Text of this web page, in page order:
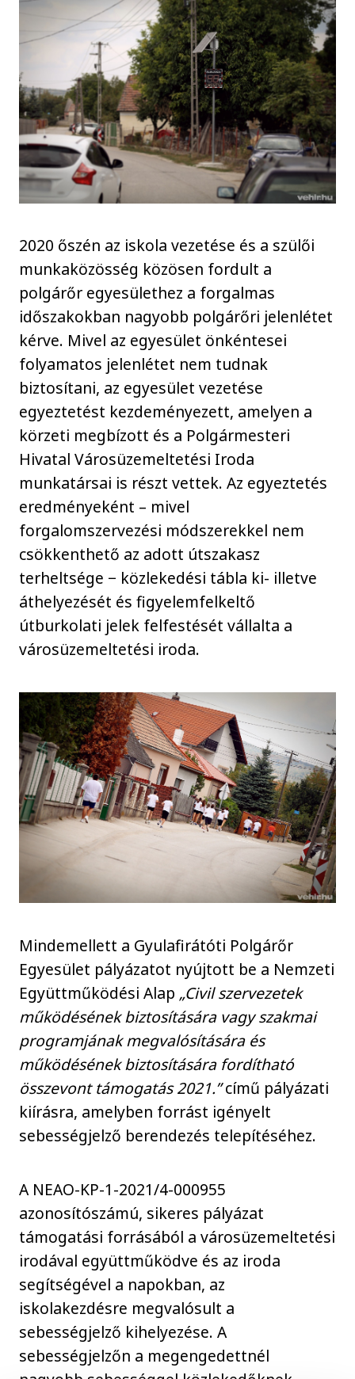
2020 őszén az iskola vezetése és a szülői
munkaközösség közösen fordult a
polgárőr egyesülethez a forgalmas
időszakokban nagyobb polgárőri jelenlétet
kérve. Mivel az egyesület önkéntesei
folyamatos jelenlétet nem tudnak
biztosítani, az egyesület vezetése
egyeztetést kezdeményezett, amelyen a
körzeti megbízott és a Polgármesteri
Hivatal Városüzemeltetési Iroda
munkatársai is részt vettek. Az egyeztetés
eredményeként – mivel
forgalomszervezési módszerekkel nem
csökkenthető az adott útszakasz
terheltsége − közlekedési tábla ki- illetve
áthelyezését és figyelemfelkeltő
útburkolati jelek felfestését vállalta a
városüzemeltetési iroda.
Mindemellett a Gyulafirátóti Polgárőr
Egyesület pályázatot nyújtott be a Nemzeti
Együttműködési Alap „Civil szervezetek
működésének biztosítására vagy szakmai
programjának megvalósítására és
működésének biztosítására fordítható
összevont támogatás 2021.”című pályázati
kiírásra, amelyben forrást igényelt
sebességjelző berendezés telepítéséhez.
A NEAO-KP-1-2021/4-000955
azonosítószámú, sikeres pályázat
támogatási forrásából a városüzemeltetési
irodával együttműködve és az iroda
segítségével a napokban, az
iskolakezdésre megvalósult a
sebességjelző kihelyezése. A
sebességjelzőn a megengedettnél